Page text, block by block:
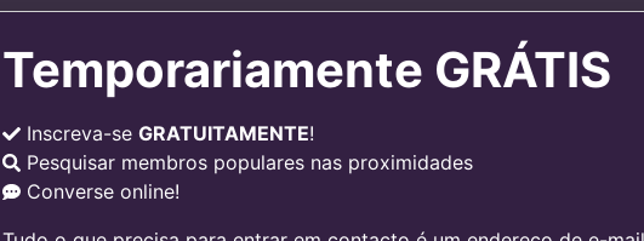
Temporariamente GRÁTIS
Inscreva-se GRATUITAMENTE!
Pesquisar membros populares nas proximidades
Converse online!